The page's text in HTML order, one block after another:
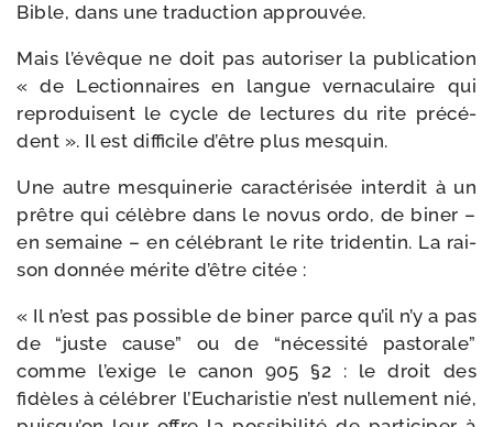
Bible, dans une tra­duc­tion approuvée.
Mais l’évêque ne doit pas auto­ri­ser la publi­ca­tion
« de Lectionnaires en langue ver­na­cu­laire qui
repro­duisent le cycle de lec­tures du rite pré­cé­
dent ». Il est dif­fi­cile d’être plus mesquin.
Une autre mes­qui­ne­rie carac­té­ri­sée inter­dit à un
prêtre qui célèbre dans le novus ordo, de biner –
en semaine – en célé­brant le rite tri­den­tin. La rai­
son don­née mérite d’être citée :
« Il n’est pas pos­sible de biner parce qu’il n’y a pas
de “juste cause” ou de “néces­si­té pas­to­rale”
comme l’exige le canon 905 §2 : le droit des
fidèles à célé­brer l’Eucharistie n’est nul­le­ment nié,